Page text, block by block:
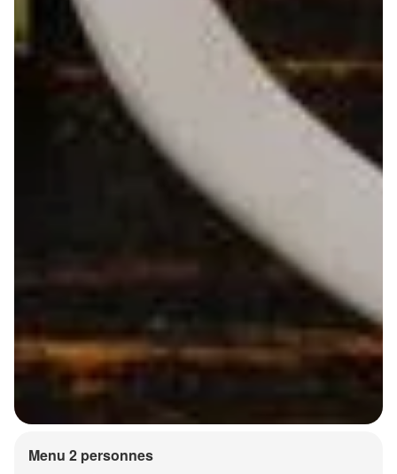
Menu 2 personnes